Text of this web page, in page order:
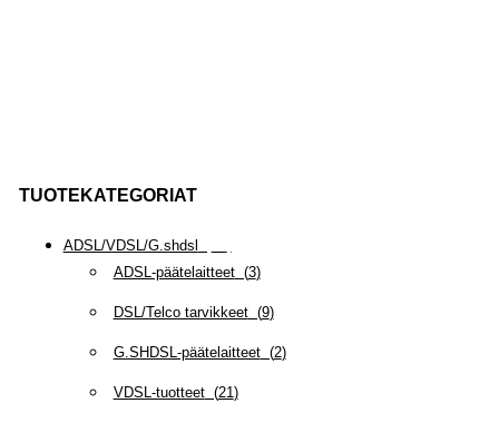
TUOTEKATEGORIAT
ADSL/VDSL/G.shdsl
ADSL-päätelaitteet(3)
DSL/Telco tarvikkeet(9)
G.SHDSL-päätelaitteet(2)
VDSL-tuotteet(21)